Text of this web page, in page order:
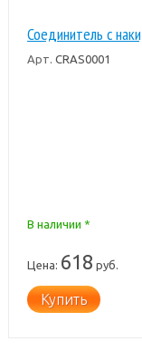
Соединитель с
Арт. CRAS0001
В наличии *
Цена: 618 руб.
Купить